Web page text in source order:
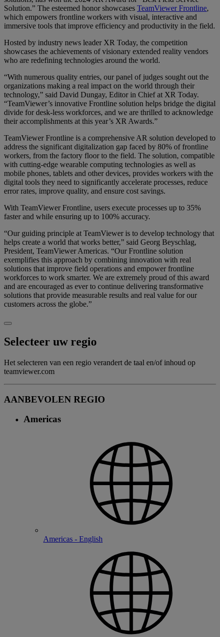
Solution.” The esteemed honor showcases TeamViewer Frontline,
which empowers frontline workers with visual, interactive and
immersive tools that improve efficiency and productivity in the field.
Hosted by industry news leader XR Today, the competition
showcases the achievements of visionary extended reality vendors
who are redefining technologies around the world.
“With numerous quality entries, our panel of judges sought out the
organizations making a real impact on the world through their
technology,” said David Dungay, Editor in Chief at XR Today.
“TeamViewer’s innovative Frontline solution helps bridge the digital
divide for desk-less workforces, and we are thrilled to acknowledge
their accomplishments at this year’s XR Awards.”
TeamViewer Frontline is a comprehensive AR solution developed to
address the significant digitalization gap faced by 80% of frontline
workers, from the factory floor to the field. The solution, compatible
with cutting-edge wearable computing technologies as well as
mobile phones, tablets and other devices, provides workers with the
digital tools they need to significantly accelerate processes, reduce
error rates, improve quality, and ensure cost savings.
With TeamViewer Frontline, users execute processes up to 35%
faster and while ensuring up to 100% accuracy.
“Our guiding principle at TeamViewer is to develop technology that
helps create a world that works better,” said Georg Beyschlag,
President, TeamViewer Americas. “Our Frontline solution
exemplifies this approach by combining innovation with real
solutions that improve field operations and empower frontline
workforces to work smarter. We are extremely proud of this award
and are encouraged as ever to continue delivering transformative
solutions that provide measurable results and real value for our
customers across the globe.”
Selecteer uw regio
Het selecteren van een regio verandert de taal en/of inhoud op
teamviewer.com
AANBEVOLEN REGIO
Americas
Americas - English